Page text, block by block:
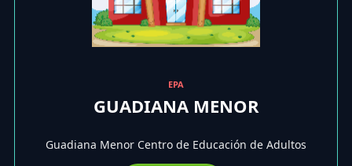
EPA
GUADIANA MENOR
Guadiana Menor Centro de Educación de Adultos